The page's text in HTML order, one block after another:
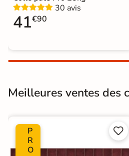
30 avis
41€90
Meilleures ventes des
P
R
O

